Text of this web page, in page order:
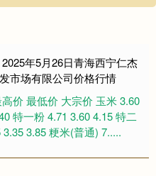
年5月26日青海西宁仁杰
市场有限公司价格行情
价 最低价 大宗价 玉米 3.60
特一粉 4.71 3.60 4.15 特二
3.35 3.85 粳米(普通) 7.....